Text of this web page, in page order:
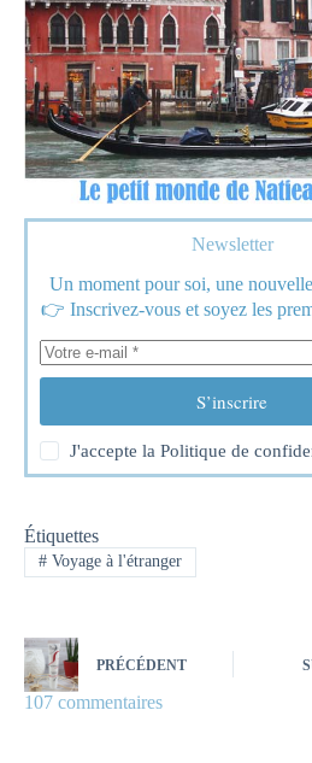
Newsletter
Un moment pour soi, une
👉 Inscrivez-vous et soyez les
S’inscrire
J'accepte laPolitique de
Étiquettes
#Voyage à l'étranger
PRÉCÉDENT
107 commentaires